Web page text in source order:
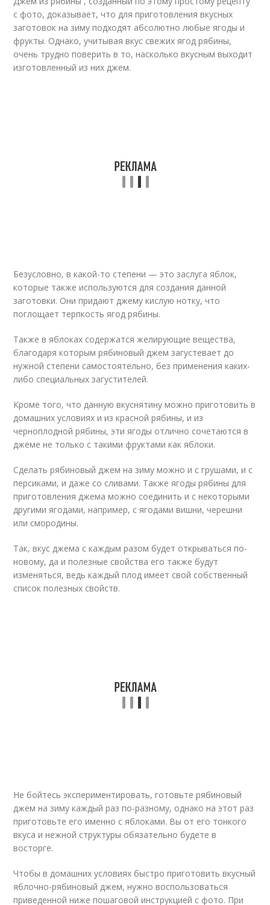
с фото, доказывает, что для приготовления вкусных
заготовок на зиму подходят абсолютно любые ягоды и
фрукты. Однако, учитывая вкус свежих ягод рябины,
очень трудно поверить в то, насколько вкусным выходит
изготовленный из них джем.
Безусловно, в какой-то степени — это заслуга яблок,
которые также используются для создания данной
заготовки. Они придают джему кислую нотку, что
поглощает терпкость ягод рябины.
Также в яблоках содержатся желирующие вещества,
благодаря которым рябиновый джем загустевает до
нужной степени самостоятельно, без применения каких-
либо специальных загустителей.
Кроме того, что данную вкуснятину можно приготовить в
домашних условиях и из красной рябины, и из
черноплодной рябины, эти ягоды отлично сочетаются в
джеме не только с такими фруктами как яблоки.
Сделать рябиновый джем на зиму можно и с грушами, и с
персиками, и даже со сливами. Также ягоды рябины для
приготовления джема можно соединить и с некоторыми
другими ягодами, например, с ягодами вишни, черешни
или смородины.
Так, вкус джема с каждым разом будет открываться по-
новому, да и полезные свойства его также будут
изменяться, ведь каждый плод имеет свой собственный
список полезных свойств.
Не бойтесь экспериментировать, готовьте рябиновый
джем на зиму каждый раз по-разному, однако на этот раз
приготовьте его именно с яблоками. Вы от его тонкого
вкуса и нежной структуры обязательно будете в
восторге.
Чтобы в домашних условиях быстро приготовить вкусный
яблочно-рябиновый джем, нужно воспользоваться
приведенной ниже пошаговой инструкцией с фото. При